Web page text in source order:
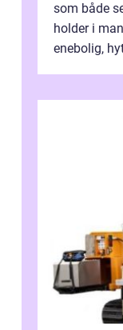
som både
holder i
enebolig,